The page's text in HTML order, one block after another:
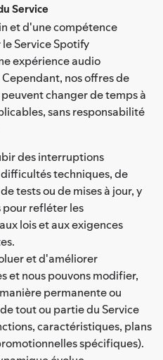
Service
et d'une compétence
Service Spotify
expérience audio
nos offres de
changer de temps à
sans responsabilité
des interruptions
techniques, de
tests ou de mises à jour, y
pour refléter les
lois et aux exigences
et d'améliorer
et nous pouvons modifier,
permanente ou
tout ou partie du Service
caractéristiques, plans
spécifiques).